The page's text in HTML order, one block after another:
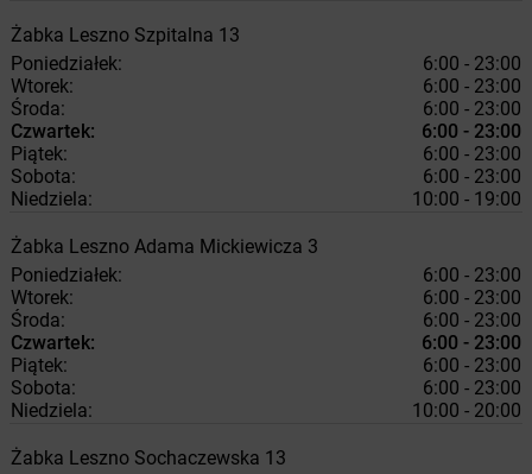
Żabka Leszno Szpitalna 13
Poniedziałek:
6:00 - 23:00
Wtorek:
6:00 - 23:00
Środa:
6:00 - 23:00
Czwartek:
6:00 - 23:00
Piątek:
6:00 - 23:00
Sobota:
6:00 - 23:00
Niedziela:
10:00 - 19:00
Żabka Leszno Adama Mickiewicza 3
Poniedziałek:
6:00 - 23:00
Wtorek:
6:00 - 23:00
Środa:
6:00 - 23:00
Czwartek:
6:00 - 23:00
Piątek:
6:00 - 23:00
Sobota:
6:00 - 23:00
Niedziela:
10:00 - 20:00
Żabka Leszno Sochaczewska 13